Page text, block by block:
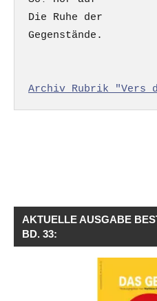
Die Ruhe der
Gegenstände.
Archiv Rubrik "Vers
AKTUELLE AUSGABE
BD. 33: